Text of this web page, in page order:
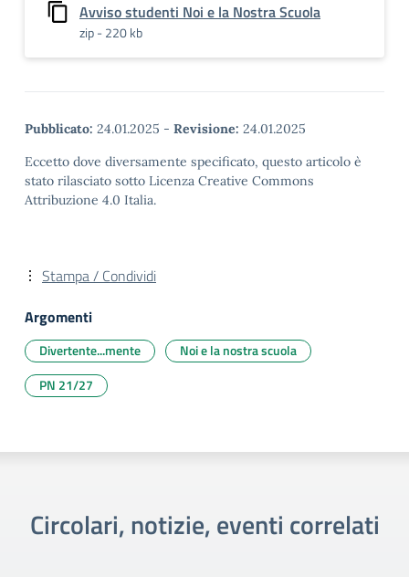
Avviso studenti Noi e la Nostra Scuola
zip - 220 kb
Pubblicato: 24.01.2025 - Revisione: 24.01.2025
Eccetto dove diversamente specificato, questo articolo è
stato rilasciato sotto Licenza Creative Commons
Attribuzione 4.0 Italia.
Stampa / Condividi
Argomenti
Divertente...mente
Noi e la nostra scuola
PN 21/27
Circolari, notizie, eventi correlati